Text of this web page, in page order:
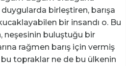
birleştiren, barışa
bir insandı o. Bu
neşesinin buluştuğu bir
rağmen barış için vermiş
topraklar ne de bu ülkenin